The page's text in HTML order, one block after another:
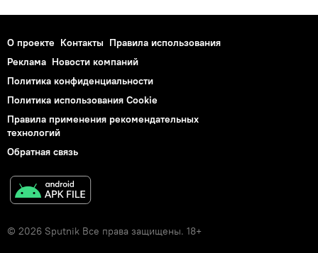
О проекте Контакты Правила использования
Реклама Новости компаний
Политика конфиденциальности
Политика использования Cookie
Правила применения рекомендательных
технологий
Обратная связь
© 2026 Sputnik Все права защищены. 18+